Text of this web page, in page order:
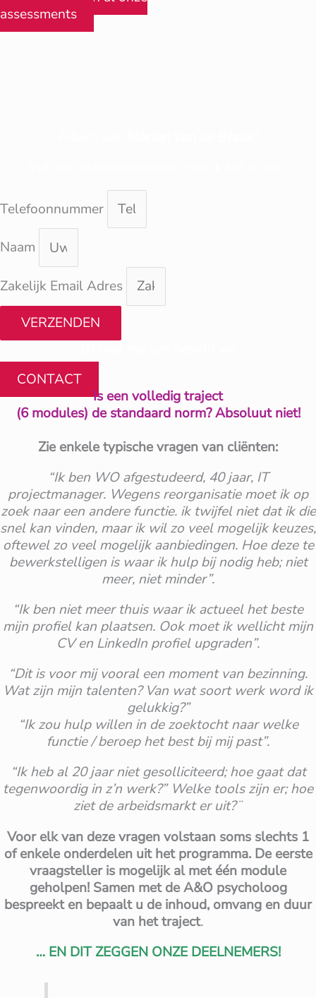
assessments
Telefoonnummer
Naam
Zakelijk Email Adres
VERZENDEN
CONTACT
Is een volledig traject
(6 modules) de standaard norm? Absoluut niet!
Zie enkele typische vragen van cliënten:
“Ik ben WO afgestudeerd, 40 jaar, IT
projectmanager. Wegens reorganisatie moet ik op
zoek naar een andere functie. ik twijfel niet dat ik die
snel kan vinden, maar ik wil zo veel mogelijk keuzes,
oftewel zo veel mogelijk aanbiedingen. Hoe deze te
bewerkstelligen is waar ik hulp bij nodig heb; niet
meer, niet minder”.
“Ik ben niet meer thuis waar ik actueel het beste
mijn profiel kan plaatsen. Ook moet ik wellicht mijn
CV en LinkedIn profiel upgraden”.
“Dit is voor mij vooral een moment van bezinning.
Wat zijn mijn talenten? Van wat soort werk word ik
gelukkig?”
“Ik zou hulp willen in de zoektocht naar welke
functie / beroep het best bij mij past”.
“Ik heb al 20 jaar niet gesolliciteerd; hoe gaat dat
tegenwoordig in z’n werk?” Welke tools zijn er; hoe
ziet de arbeidsmarkt er uit?¨
Voor elk van deze vragen volstaan soms slechts 1
of enkele onderdelen uit het programma. De eerste
vraagsteller is mogelijk al met één module
geholpen! Samen met de A&O psycholoog
bespreekt en bepaalt u de inhoud, omvang en duur
van het traject.
… EN DIT ZEGGEN ONZE DEELNEMERS!